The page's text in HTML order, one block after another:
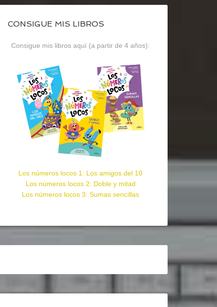
CONSIGUE MIS LIBROS
Consigue mis libros aquí (a partir de 4 años):
Los números locos 1: Los amigos del 10
Los números locos 2: Doble y mitad
Los números locos 3: Sumas sencillas